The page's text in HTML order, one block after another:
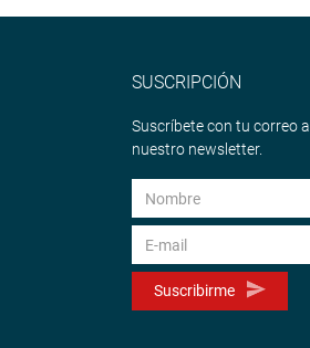
SUSCRIPCIÓN
Suscríbete con tu correo a
nuestro newsletter.
Suscribirme